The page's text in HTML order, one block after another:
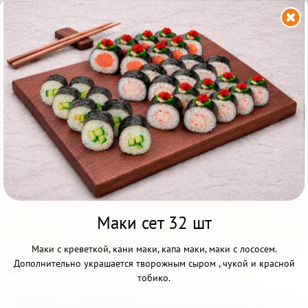
Калининград ул. Фрунзе
6в
+7 (921) 090-58-88
с 22.00 до 11.00
Другой ресторан
Франшиза

Акции и скидки Всё меню
От Бренд Шефа
Холодные наборы

Маки сет 32 шт
Маки с креветкой, кани маки, капа маки, маки с лососем.
Дополнительно украшается творожным сыром , чукой и красной
тобико.